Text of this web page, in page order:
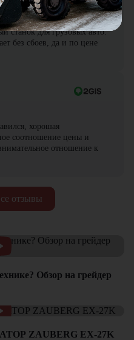
отзывы
станок для грузовых авто.
без сбоев, да и по цене
хорошая
соотношение цены и
отношение к
Обзор на грейдер
ZAUBERG EX-27K